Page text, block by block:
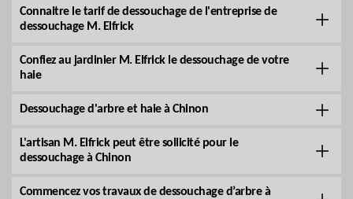
Connaitre le tarif de dessouchage de l'entreprise de
dessouchage M. Elfrick
Confiez au jardinier M. Elfrick le dessouchage de votre
haie
Dessouchage d'arbre et haie à Chinon
L'artisan M. Elfrick peut être sollicité pour le
dessouchage à Chinon
Commencez vos travaux de dessouchage d’arbre à